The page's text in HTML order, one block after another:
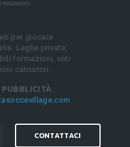
per giocare
Leghe private,
formazioni, voti
calciatori.
CONTATTACI